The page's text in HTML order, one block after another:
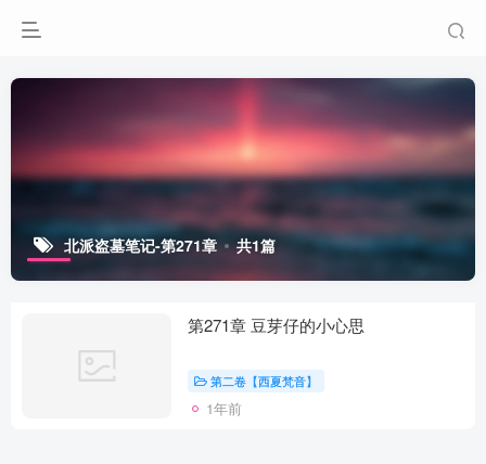
北派盗墓笔记-第271章 共1篇
第271章 豆芽仔的小心思
第二卷【西夏梵音】
1年前